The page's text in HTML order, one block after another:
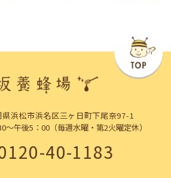
浜松市浜名区三ヶ日町下尾奈97-1
～午後5：00（毎週水曜・第2火曜定休）
40-1183